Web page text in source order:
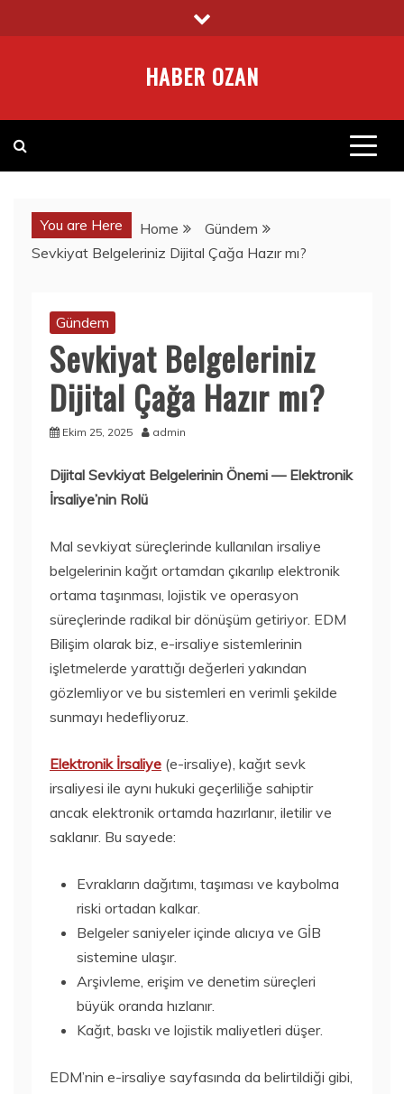
to
HABER OZAN
You are Here Home
Gündem
Sevkiyat Belgeleriniz Dijital Çağa Hazır mı?
Gündem
Sevkiyat Belgeleriniz
Dijital Çağa Hazır mı?
Ekim 25, 2025 admin
Dijital Sevkiyat Belgelerinin Önemi — Elektronik
İrsaliye’nin Rolü
Mal sevkiyat süreçlerinde kullanılan irsaliye
belgelerinin kağıt ortamdan çıkarılıp elektronik
ortama taşınması, lojistik ve operasyon
süreçlerinde radikal bir dönüşüm getiriyor. EDM
Bilişim olarak biz, e-irsaliye sistemlerinin
işletmelerde yarattığı değerleri yakından
gözlemliyor ve bu sistemleri en verimli şekilde
sunmayı hedefliyoruz.
Elektronik İrsaliye (e-irsaliye), kağıt sevk
irsaliyesi ile aynı hukuki geçerliliğe sahiptir
ancak elektronik ortamda hazırlanır, iletilir ve
saklanır. Bu sayede:
Evrakların dağıtımı, taşıması ve kaybolma
riski ortadan kalkar.
Belgeler saniyeler içinde alıcıya ve GİB
sistemine ulaşır.
Arşivleme, erişim ve denetim süreçleri
büyük oranda hızlanır.
Kağıt, baskı ve lojistik maliyetleri düşer.
EDM’nin e-irsaliye sayfasında da belirtildiği gibi,